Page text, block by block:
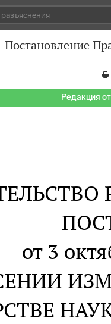
Постановление
Редакция
от 3